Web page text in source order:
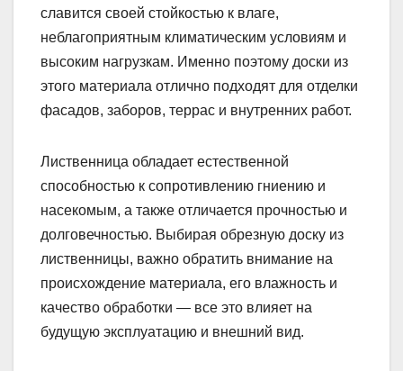
славится своей стойкостью к влаге,
неблагоприятным климатическим условиям и
высоким нагрузкам. Именно поэтому доски из
этого материала отлично подходят для отделки
фасадов, заборов, террас и внутренних работ.
Лиственница обладает естественной
способностью к сопротивлению гниению и
насекомым, а также отличается прочностью и
долговечностью. Выбирая обрезную доску из
лиственницы, важно обратить внимание на
происхождение материала, его влажность и
качество обработки — все это влияет на
будущую эксплуатацию и внешний вид.